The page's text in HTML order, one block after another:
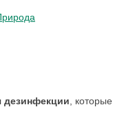
дезинфекции , которые